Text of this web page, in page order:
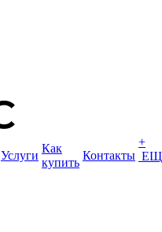
Услуги
Как
купить
Контакты
+